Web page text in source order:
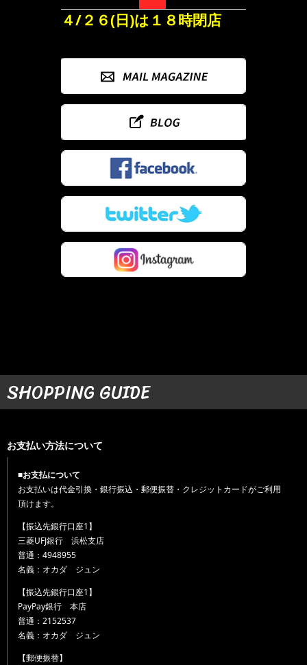
４/２６(日)は１８時閉店
SHOPPING GUIDE
お支払い方法について
■お支払について
お支払いは代金引換・銀行振込・郵便振替・クレジットカードがご利用
頂けます。
【振込先銀行口座1】
三菱UFJ銀行 浜松支店
普通：4948955
名義：オカダ ジュン
【振込先銀行口座1】
PayPay銀行 本店
普通：2152537
名義：オカダ ジュン
【郵便振替】